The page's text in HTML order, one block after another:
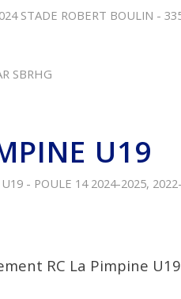
STADE ROBERT BOULIN -
SBRHG
U19
U19 - POULE 14 2024-2025,
RC La Pimpine